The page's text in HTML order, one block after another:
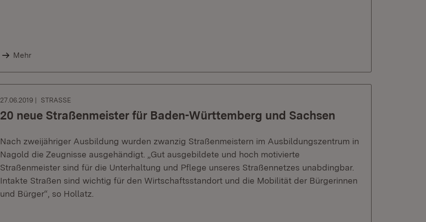
Mehr
27.06.2019 STRASSE
20 neue Straßenmeister für Baden-Württemberg und Sachsen
Nach zweijähriger Ausbildung wurden zwanzig Straßenmeistern im Ausbildungszentrum in
Nagold die Zeugnisse ausgehändigt. „Gut ausgebildete und hoch motivierte
Straßenmeister sind für die Unterhaltung und Pflege unseres Straßennetzes unabdingbar.
Intakte Straßen sind wichtig für den Wirtschaftsstandort und die Mobilität der Bürgerinnen
und Bürger“, so Hollatz.